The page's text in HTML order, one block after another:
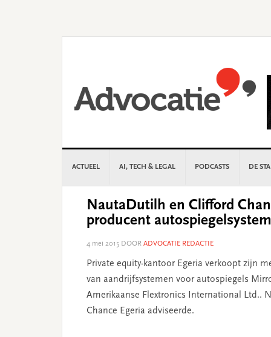
ACTUEEL AI, TECH & LEGAL PODCASTS DE
NautaDutilh en Clifford
producent
4 mei 2015 DOOR ADVOCATIE REDACTIE
Private equity-kantoor Egeria verkoopt zijn
van aandrijfsystemen voor autospiegels
Amerikaanse Flextronics International Ltd..
Chance Egeria adviseerde.